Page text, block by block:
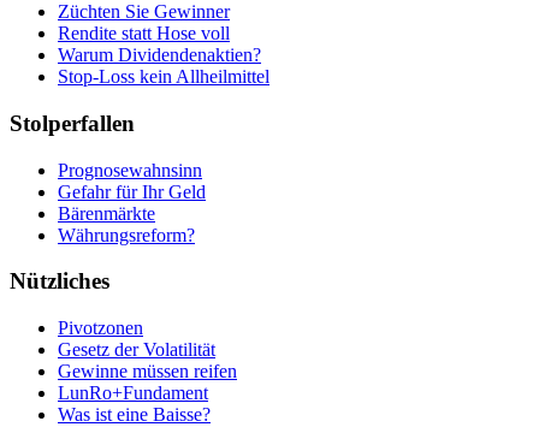
Züchten Sie Gewinner
Rendite statt Hose voll
Warum Dividendenaktien?
Stop-Loss kein Allheilmittel
Stolperfallen
Prognosewahnsinn
Gefahr für Ihr Geld
Bärenmärkte
Währungsreform?
Nützliches
Pivotzonen
Gesetz der Volatilität
Gewinne müssen reifen
LunRo+Fundament
Was ist eine Baisse?